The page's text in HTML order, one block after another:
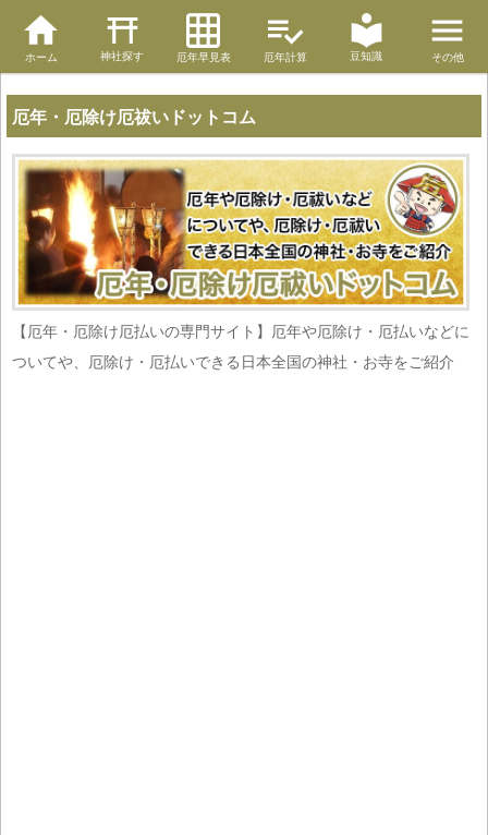
ホーム 神社探す 厄年早見表 厄年計算 豆知識 その他
厄年・厄除け厄祓いドットコム
【厄年・厄除け厄払いの専門サイト】厄年や厄除け・厄払いなどに
ついてや、厄除け・厄払いできる日本全国の神社・お寺をご紹介